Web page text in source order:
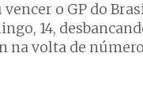
o GP do
14,
na volta de número